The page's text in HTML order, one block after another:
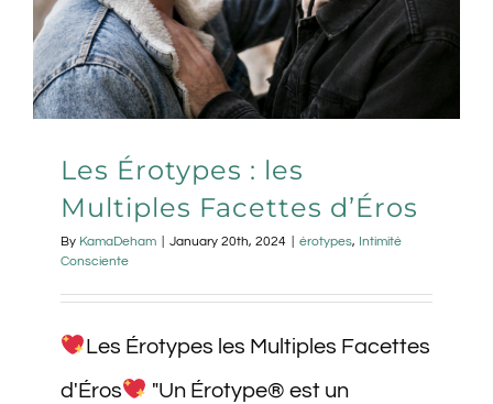
Les Érotypes : les
Multiples Facettes d’Éros
By KamaDeham January 20th, 2024 érotypes, Intimité
Consciente
Les Érotypes les Multiples Facettes
d'Éros
"Un Érotype® est un